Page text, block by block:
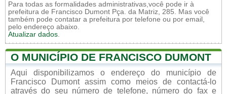
Para todas as formalidades administrativas,você pode ir à
prefeitura de Francisco Dumont Pça. da Matriz, 285. Mas você
também pode contatar a prefeitura por telefone ou por email,
pelo endereço abaixo.
Atualizar dados.
O MUNICÍPIO DE FRANCISCO DUMONT
Aqui disponibilizamos o endereço do município de
Francisco Dumont assim como meios de contactá-lo
através do seu número de telefone, número do fax e